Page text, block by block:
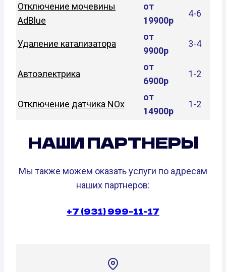
Отключение мочевины
AdBlue
от
19900р
4-6
Удаление катализатора
от
9900р
3-4
Автоэлектрика
от
6900р
1-2
Отключение датчика NOx
от
14900р
1-2
НАШИ ПАРТНЕРЫ
Мы также можем оказать услуги по адресам
наших партнеров:
+7 (931) 999-11-17